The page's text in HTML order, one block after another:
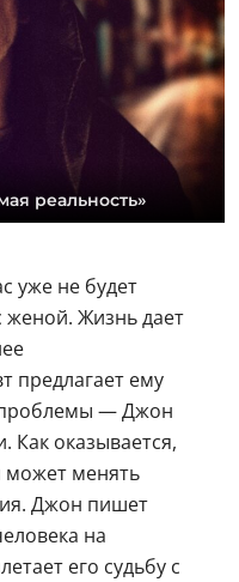
реальность»
уже не будет
женой. Жизнь дает
предлагает ему
— Джон
Как оказывается,
может менять
Джон пишет
на
его судьбу с